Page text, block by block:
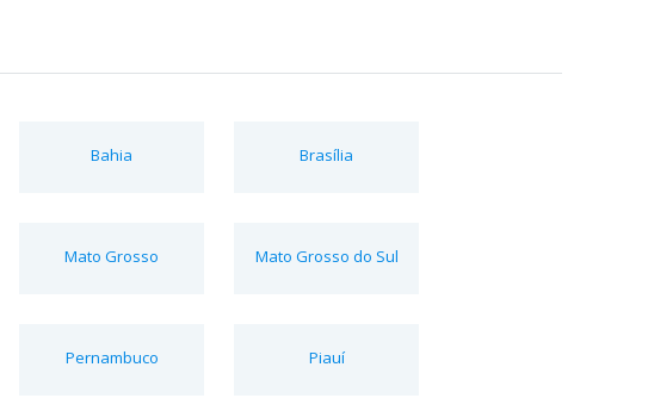
Bahia Brasília
Mato Grosso Mato Grosso do Sul
Pernambuco Piauí